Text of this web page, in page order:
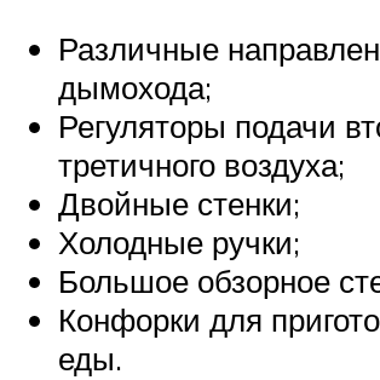
Различные
дымохода;
Регуляторы подачи
третичного воздуха;
Двойные стенки;
Холодные ручки;
Большое обзорное
Конфорки для
еды.